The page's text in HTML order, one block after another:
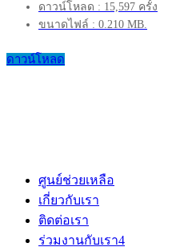
ดาวน์โหลด : 15,597 ครั้ง
ขนาดไฟล์ : 0.210 MB.
ดาวน์โหลด
ศูนย์ช่วยเหลือ
เกี่ยวกับเรา
ติดต่อเรา
ร่วมงานกับเรา4